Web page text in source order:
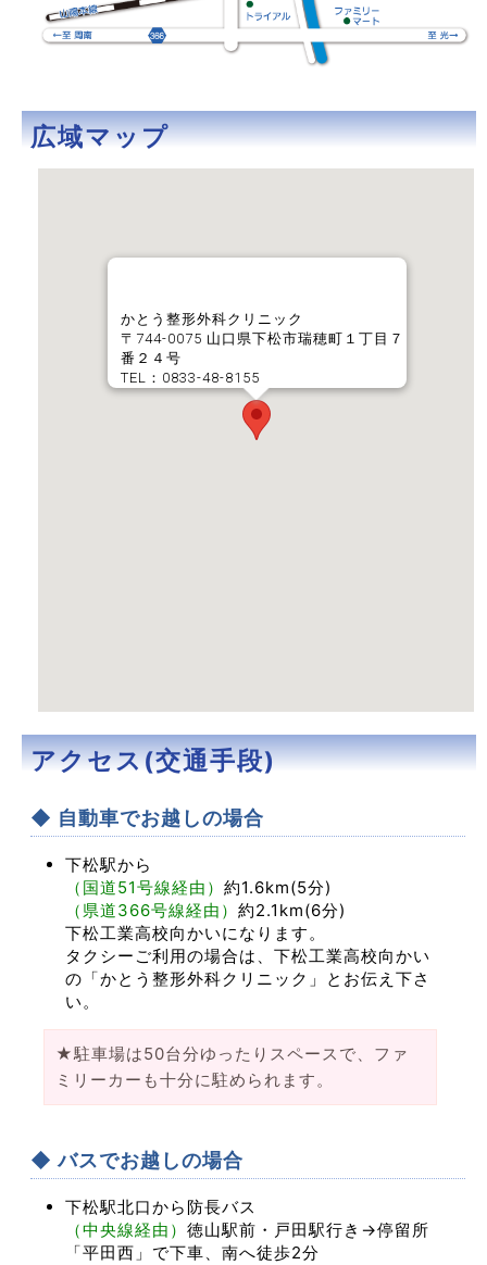
広域マップ
かとう整形外科クリニック
〒744-0075 山口県下松市瑞穂町１丁目７
番２４号
TEL：0833-48-8155
アクセス(交通手段)
◆ 自動車でお越しの場合
下松駅から
（国道51号線経由） 約1.6km(5分)
（県道366号線経由） 約2.1km(6分)
下松工業高校向かいになります。
タクシーご利用の場合は、下松工業高校向かい
の「かとう整形外科クリニック」とお伝え下さ
い。
★駐車場は50台分ゆったりスペースで、ファ
ミリーカーも十分に駐められます。
◆ バスでお越しの場合
下松駅北口から防長バス
（中央線経由） 徳山駅前・戸田駅行き→停留所
「平田西」で下車、南へ徒歩2分